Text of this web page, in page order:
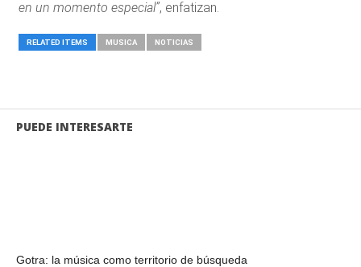
en un momento especial”, enfatizan.
RELATED ITEMS MUSICA NOTICIAS
PUEDE INTERESARTE
Gotra: la música como territorio de búsqueda